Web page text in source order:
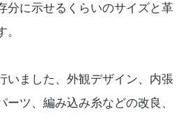
分に示せるくらいのサイズと革
いました、外観デザイン、内張
ーツ、編み込み糸などの改良、